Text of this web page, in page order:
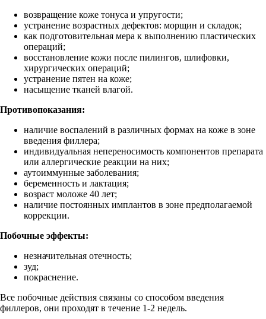
возвращение коже тонуса и упругости;
устранение возрастных дефектов: морщин и складок;
как подготовительная мера к выполнению пластических
операций;
восстановление кожи после пилингов, шлифовки,
хирургических операций;
устранение пятен на коже;
насыщение тканей влагой.
Противопоказания:
наличие воспалений в различных формах на коже в зоне
введения филлера;
индивидуальная непереносимость компонентов препарата
или аллергические реакции на них;
аутоиммунные заболевания;
беременность и лактация;
возраст моложе 40 лет;
наличие постоянных имплантов в зоне предполагаемой
коррекции.
Побочные эффекты:
незначительная отечность;
зуд;
покраснение.
Все побочные действия связаны со способом введения
филлеров, они проходят в течение 1-2 недель.